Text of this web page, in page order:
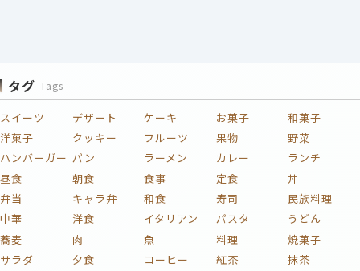
タグ Tags
スイーツ デザート ケーキ お菓子
和菓子
洋菓子
クッキー フルーツ 果物
野菜
ハンバーガー パン ラーメン カレー
ランチ
昼食
朝食 食事 定食
丼
弁当
キャラ弁 和食 寿司
民族料理
中華
洋食 イタリアン パスタ
うどん
蕎麦
肉 魚 料理
焼菓子
サラダ
夕食 コーヒー 紅茶
抹茶